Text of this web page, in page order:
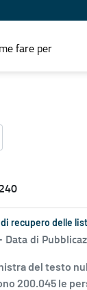
fare per
recupero delle
Data di
del testo
200.045 le